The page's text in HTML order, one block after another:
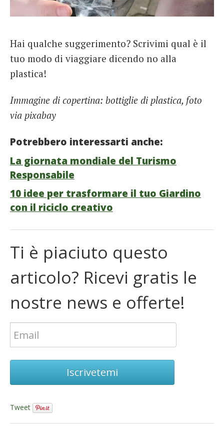
Hai qualche suggerimento? Scrivimi qual è il
tuo modo di viaggiare dicendo no alla
plastica!
Immagine di copertina: bottiglie di plastica, foto
via pixabay
Potrebbero interessarti anche:
La giornata mondiale del Turismo
Responsabile
10 idee per trasformare il tuo Giardino
con il riciclo creativo
Ti è piaciuto questo
articolo? Ricevi gratis le
nostre news e offerte!
Iscrivetemi
Tweet